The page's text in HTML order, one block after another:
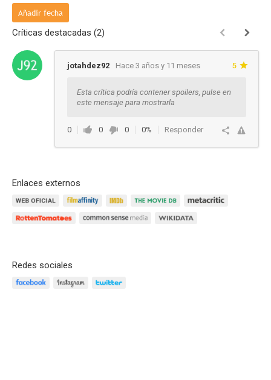
Añadir fecha
Críticas destacadas (2)
jotahdez92 Hace 3 años y 11 meses 5
Esta crítica podría contener spoilers, pulse en
este mensaje para mostrarla
0 0 0 0% Responder
Enlaces externos
Redes sociales